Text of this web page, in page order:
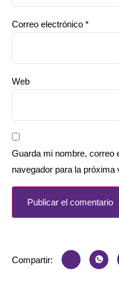
Correo electrónico *
Web
Guarda mi nombre, correo
navegador para la próxima
Compartir: